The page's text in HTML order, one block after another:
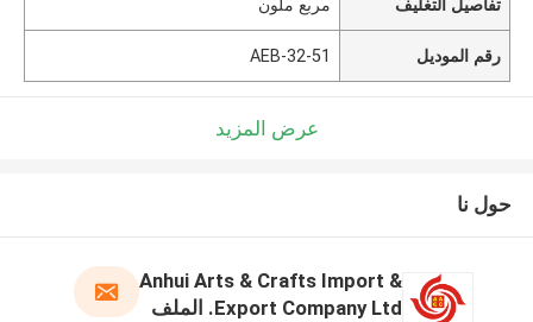
تفاصيل التغليف مربع ملون
رقم الموديل AEB-32-51
عرض المزيد
حول نا
Anhui Arts & Crafts Import &
Export Company Ltd. الملف